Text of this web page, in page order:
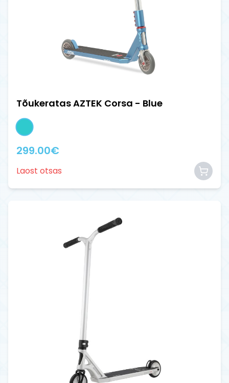
Tõukeratas AZTEK Corsa - Blue
299.00€
Laost otsas